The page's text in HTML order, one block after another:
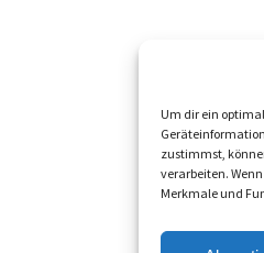
Um dir ein
zustimmst,
verarbeiten.
Merkmale und